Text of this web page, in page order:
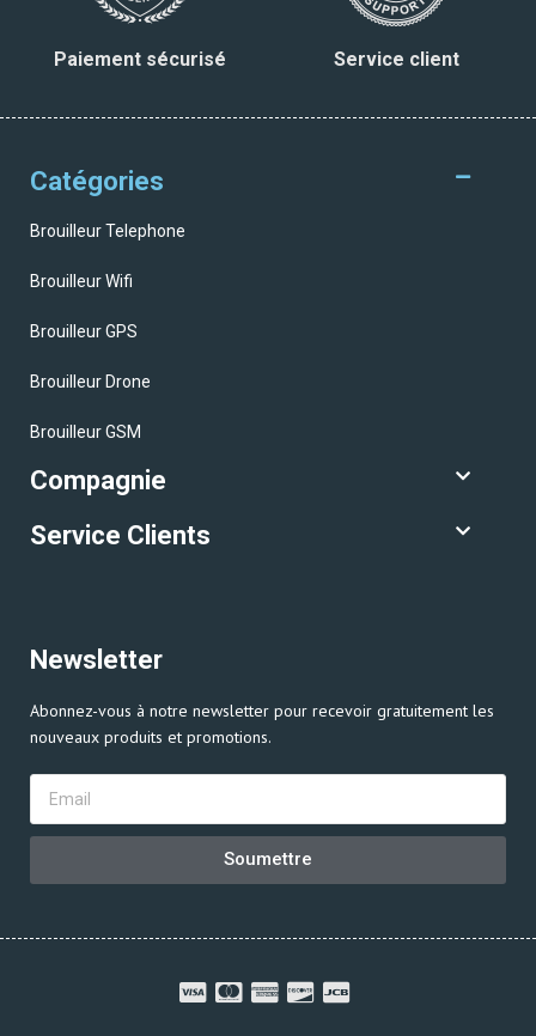
Paiement sécurisé Service client
Catégories
Brouilleur Telephone
Brouilleur Wifi
Brouilleur GPS
Brouilleur Drone
Brouilleur GSM
Compagnie
Service Clients
Newsletter
Abonnez-vous à notre newsletter pour recevoir gratuitement les
nouveaux produits et promotions.
Soumettre